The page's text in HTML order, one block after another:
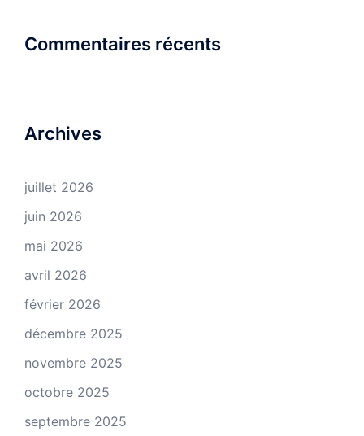
Commentaires récents
Archives
juillet 2026
juin 2026
mai 2026
avril 2026
février 2026
décembre 2025
novembre 2025
octobre 2025
septembre 2025